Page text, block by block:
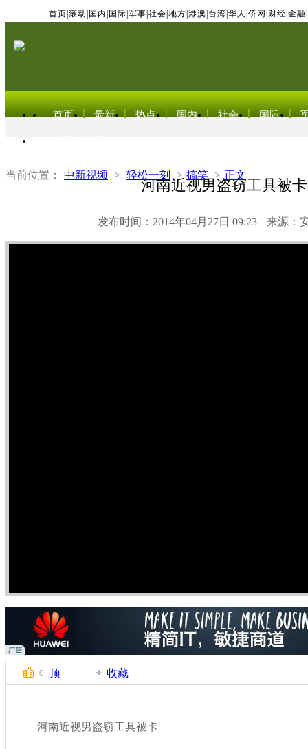
首页 滚动 国内 国际 军事 社会 地方 港澳 台湾 华人 侨网 财经 金融
首页 最新 热点 国内 社会 国际
当前位置： 中新视频 > 轻松一刻 > 搞笑 > 正文
河南近视男盗窃工具被卡
发布时间：2014年04月27日 09:23 来源：
0 顶 收藏
河南近视男盗窃工具被卡